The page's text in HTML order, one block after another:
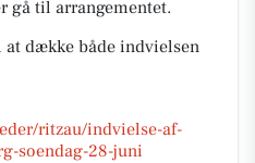
gå til arrangementet.
at dække både indvielsen
ritzau/indvielse-af-
soendag-28-juni